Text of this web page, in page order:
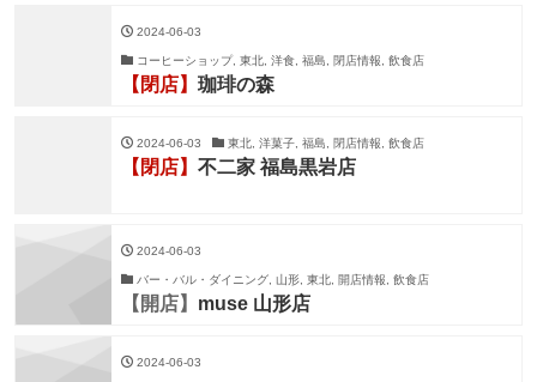
2024-06-03
コーヒーショップ, 東北, 洋食, 福島, 閉店情報, 飲食店
【閉店】 珈琲の森
2024-06-03 東北, 洋菓子, 福島, 閉店情報, 飲食店
【閉店】 不二家 福島黒岩店
2024-06-03
バー・バル・ダイニング, 山形, 東北, 開店情報, 飲食店
【開店】 muse 山形店
2024-06-03